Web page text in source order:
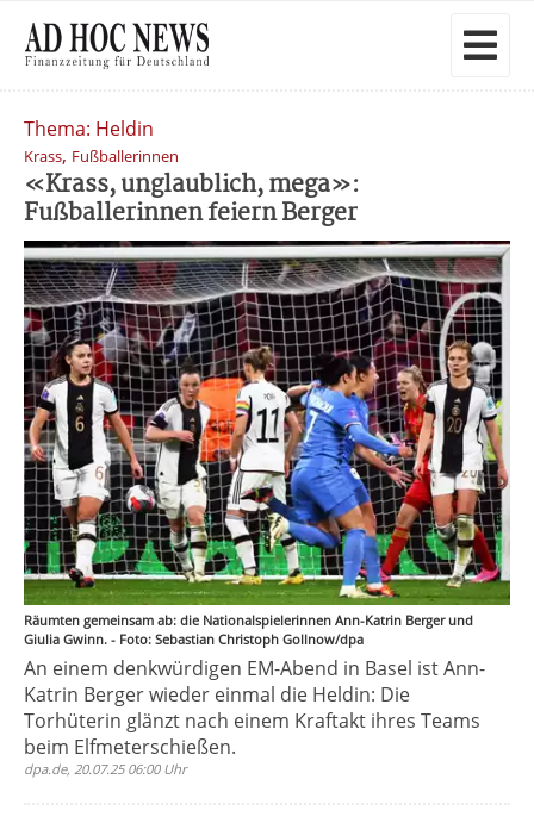
Thema: Heldin
Krass, Fußballerinnen
«Krass, unglaublich, mega»:
Fußballerinnen feiern Berger
Räumten gemeinsam ab: die Nationalspielerinnen Ann-Katrin Berger und
Giulia Gwinn. - Foto: Sebastian Christoph Gollnow/dpa
An einem denkwürdigen EM-Abend in Basel ist Ann-
Katrin Berger wieder einmal die Heldin: Die
Torhüterin glänzt nach einem Kraftakt ihres Teams
beim Elfmeterschießen.
dpa.de, 20.07.25 06:00 Uhr